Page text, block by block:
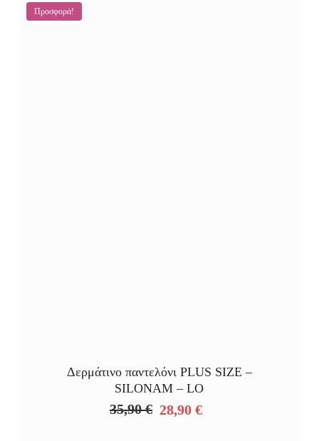
Προσφορά!
Δερμάτινο παντελόνι PLUS SIZE –
SILONAM – LO
35,90€ Original
28,90 €
Η